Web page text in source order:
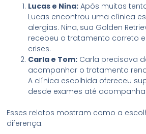
Lucas e Nina: Após muitas
Lucas encontrou uma clínica
alergias. Nina, sua Golden
recebeu o tratamento correto
crises.
Carla e Tom: Carla precisava
acompanhar o tratamento
A clínica escolhida ofereceu
desde exames até
Esses relatos mostram como a
diferença.